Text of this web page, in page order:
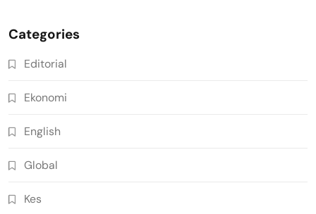
Categories
Editorial
Ekonomi
English
Global
Kes